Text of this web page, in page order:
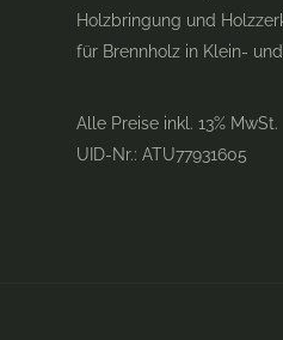
Holzbringung und
für Brennholz in Klein-
Alle Preise inkl. 13% MwSt.
UID-Nr.: ATU77931605